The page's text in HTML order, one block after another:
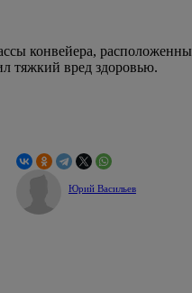
конвейера,
тяжкий вред здоровью.
Юрий Васильев